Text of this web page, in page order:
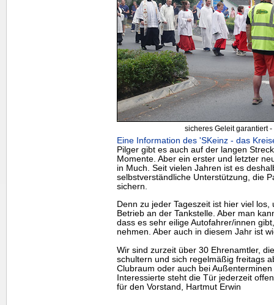
sicheres Geleit garantiert -
Eine Information des 'SKeinz - das
Pilger gibt es auch auf der langen
Momente. Aber ein erster und letzter
in Much. Seit vielen Jahren ist es
selbstverständliche Unterstützung, die
sichern.
Denn zu jeder Tageszeit ist hier viel
Betrieb an der Tankstelle. Aber man
dass es sehr eilige Autofahrer/innen
nehmen. Aber auch in diesem Jahr ist
Wir sind zurzeit über 30 Ehrenamtler,
schultern und sich regelmäßig freitags
Clubraum oder auch bei
Interessierte steht die Tür jederzeit
für den Vorstand, Hartmut Erwin